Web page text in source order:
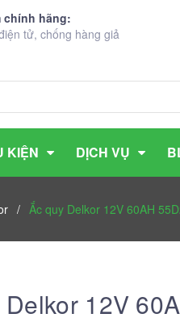
chính hãng:
tử, chống hàng giả
KIỆN DỊCH VỤ
/ Ắc quy Delkor 12V 60AH
12V